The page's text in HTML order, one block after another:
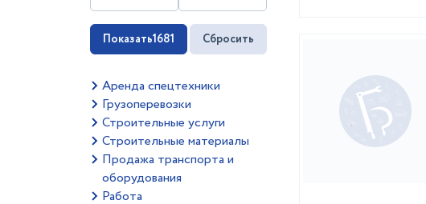
Показать1681 Сбросить
Аренда спецтехники
Грузоперевозки
Строительные услуги
Строительные материалы
Продажа транспорта и
оборудования
Работа